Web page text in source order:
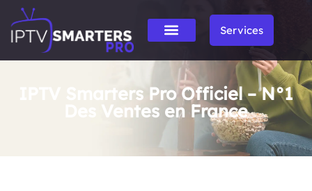
Services
IPTV Smarters Pro Officiel – N°1
Des Ventes en France